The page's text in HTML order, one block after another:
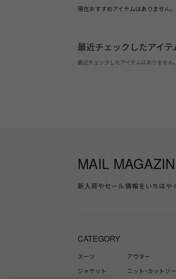
現在おすすめアイテムはありません。
最近チェックしたアイテ
最近チェックしたアイテムはありません。
MAIL
新入荷やセール情報をいちはや
CATEGORY
スーツ
ジャケット
アウター
ニット・カットソー